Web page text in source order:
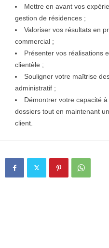
Mettre en avant vos
gestion de résidences ;
Valoriser vos résultats en
commercial ;
Présenter vos réalisations
clientèle ;
Souligner votre maîtrise
administratif ;
Démontrer votre capacité
dossiers tout en maintenant
client.